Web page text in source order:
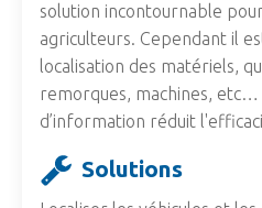
solution incontournable
agriculteurs. Cependant il
localisation des matériels,
remorques, machines, etc…
d’information réduit
Solutions